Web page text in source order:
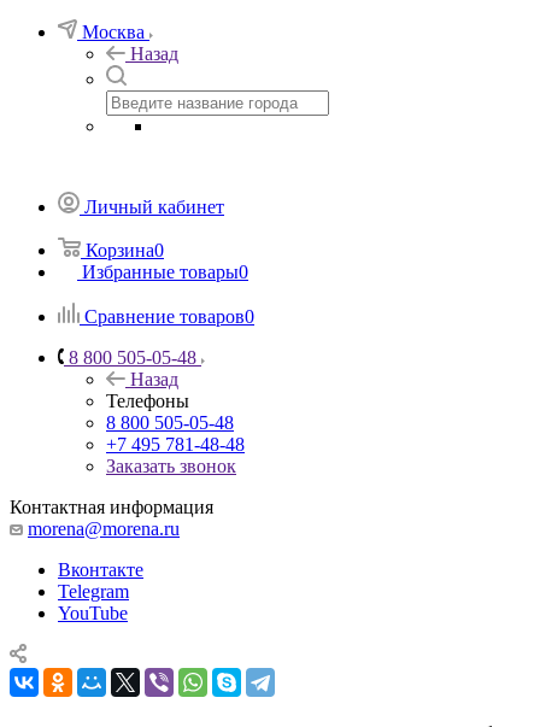
Москва
Назад
Личный кабинет
Корзина0
Избранные товары0
Сравнение товаров0
8 800 505-05-48
Назад
Телефоны
8 800 505-05-48
+7 495 781-48-48
Заказать звонок
Контактная информация
morena@morena.ru
Вконтакте
Telegram
YouTube